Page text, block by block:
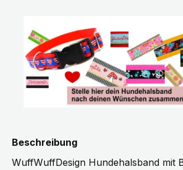
Beschreibung
WuffWuffDesign Hundehalsband mit